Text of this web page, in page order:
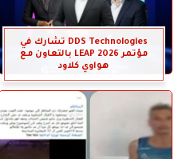
DDS Technologies تشارك في
مؤتمر LEAP 2026 بالتعاون مع
هواوي كلاود